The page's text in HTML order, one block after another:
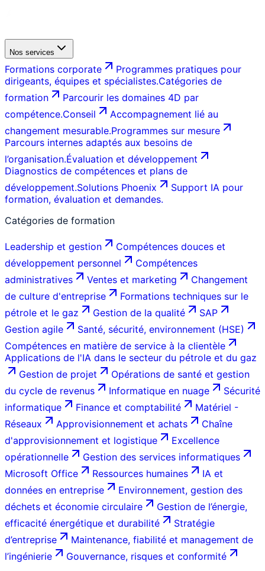
Nos services
Formations corporate
Programmes pratiques pour
dirigeants, équipes et spécialistes.Catégories de
formation
Parcourir les domaines 4D par
compétence.Conseil
Accompagnement lié au
changement mesurable.Programmes sur mesure
Parcours internes adaptés aux besoins de
l’organisation.Évaluation et développement
Diagnostics de compétences et plans de
développement.Solutions Phoenix
Support IA pour
formation, évaluation et demandes.
Catégories de formation
Leadership et gestion
Compétences douces et
développement personnel
Compétences
administratives
Ventes et marketing
Changement
de culture d'entreprise
Formations techniques sur le
pétrole et le gaz
Gestion de la qualité
SAP
Gestion agile
Santé, sécurité, environnement (HSE)
Compétences en matière de service à la clientèle
Applications de l'IA dans le secteur du pétrole et du gaz
Gestion de projet
Opérations de santé et gestion
du cycle de revenus
Informatique en nuage
Sécurité
informatique
Finance et comptabilité
Matériel -
Réseaux
Approvisionnement et achats
Chaîne
d'approvisionnement et logistique
Excellence
opérationnelle
Gestion des services informatiques
Microsoft Office
Ressources humaines
IA et
données en entreprise
Environnement, gestion des
déchets et économie circulaire
Gestion de l’énergie,
efficacité énergétique et durabilité
Stratégie
d’entreprise
Maintenance, fiabilité et management de
l’ingénierie
Gouvernance, risques et conformité